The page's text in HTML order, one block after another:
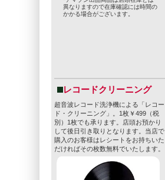
異なりますので在庫確認には時間の
かかる場合がございます。
レコードクリーニング
超音波レコード洗浄機による「レコー
ド・クリーニング」。1枚￥499（税
別）1枚でも承ります。店頭お預かり
して後日引き取りとなります。当店で
購入のお客様はレシートをお持ちいた
だければその枚数無料でいたします。